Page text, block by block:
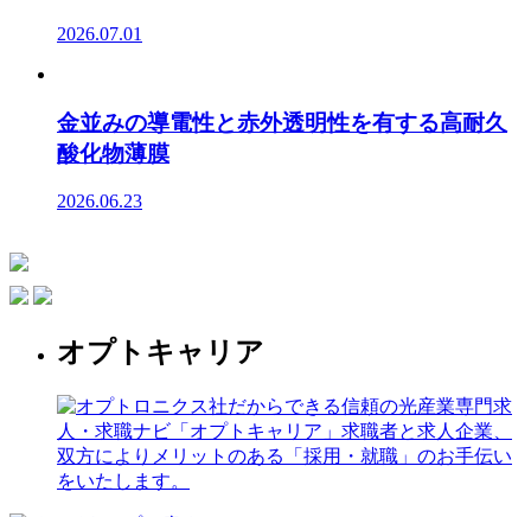
2026.07.01
金並みの導電性と赤外透明性を有する高耐久
酸化物薄膜
2026.06.23
オプトキャリア